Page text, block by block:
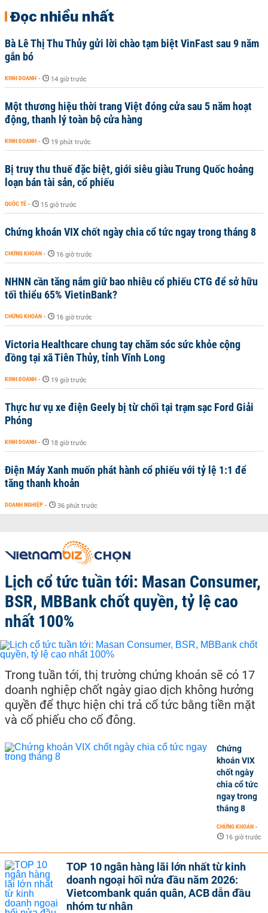
Đọc nhiều nhất
Bà Lê Thị Thu Thủy gửi lời chào tạm biệt VinFast sau 9 năm
gắn bó
KINH DOANH - 14 giờ trước
Một thương hiệu thời trang Việt đóng cửa sau 5 năm hoạt
động, thanh lý toàn bộ cửa hàng
KINH DOANH - 19 phút trước
Bị truy thu thuế đặc biệt, giới siêu giàu Trung Quốc hoảng
loạn bán tài sản, cổ phiếu
QUỐC TẾ - 15 giờ trước
Chứng khoán VIX chốt ngày chia cổ tức ngay trong tháng 8
CHỨNG KHOÁN - 16 giờ trước
NHNN cần tăng nắm giữ bao nhiêu cổ phiếu CTG để sở hữu
tối thiểu 65% VietinBank?
CHỨNG KHOÁN - 16 giờ trước
Victoria Healthcare chung tay chăm sóc sức khỏe cộng
đồng tại xã Tiên Thủy, tỉnh Vĩnh Long
KINH DOANH - 19 giờ trước
Thực hư vụ xe điện Geely bị từ chối tại trạm sạc Ford Giải
Phóng
KINH DOANH - 18 giờ trước
Điện Máy Xanh muốn phát hành cổ phiếu với tỷ lệ 1:1 để
tăng thanh khoản
DOANH NGHIỆP - 36 phút trước
Lịch cổ tức tuần tới: Masan Consumer,
BSR, MBBank chốt quyền, tỷ lệ cao
nhất 100%
Trong tuần tới, thị trường chứng khoán sẽ có 17
doanh nghiệp chốt ngày giao dịch không hưởng
quyền để thực hiện chi trả cổ tức bằng tiền mặt
và cổ phiếu cho cổ đông.
Chứng
khoán VIX
chốt ngày
chia cổ tức
ngay trong
tháng 8
CHỨNG KHOÁN -
16 giờ trước
TOP 10 ngân hàng lãi lớn nhất từ kinh
doanh ngoại hối nửa đầu năm 2026:
Vietcombank quán quân, ACB dẫn đầu
nhóm tư nhân